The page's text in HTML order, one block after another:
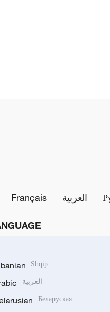
Français العربية
Shqip
العربية
Беларуская